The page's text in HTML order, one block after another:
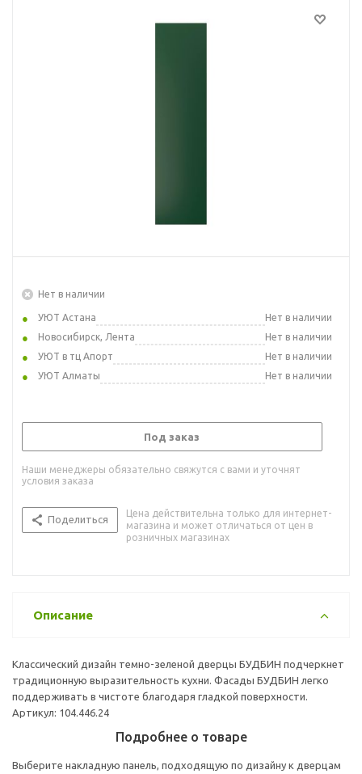
Нет в наличии
УЮТ Астана
Нет в наличии
Новосибирск, Лента
Нет в наличии
УЮТ в тц Апорт
Нет в наличии
УЮТ Алматы
Нет в наличии
Под заказ
Наши менеджеры обязательно свяжутся с вами и уточнят
условия заказа
Поделиться
Цена действительна только для интернет-
магазина и может отличаться от цен в
розничных магазинах
Описание
Классический дизайн темно-зеленой дверцы БУДБИН подчеркнет
традиционную выразительность кухни. Фасады БУДБИН легко
поддерживать в чистоте благодаря гладкой поверхности.
Артикул: 104.446.24
Подробнее о товаре
Выберите накладную панель, подходящую по дизайну к дверцам